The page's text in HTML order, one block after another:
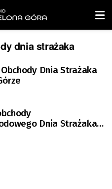
dnia strażaka
Dnia Strażaka
Dnia Strażaka”